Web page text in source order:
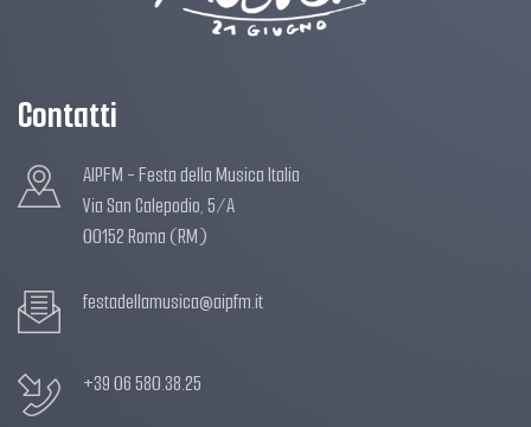
Contatti
AIPFM - Festa della Musica Italia
Via San Calepodio, 5/A
00152 Roma (RM)
festadellamusica@aipfm.it
+39 06 580.38.25